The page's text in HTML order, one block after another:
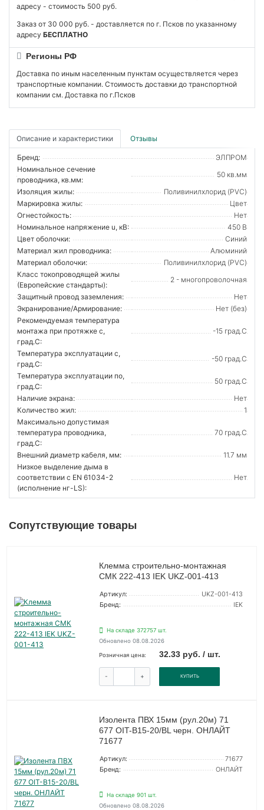
адресу - стоимость 500 руб.
Заказ от 30 000 руб. - доставляется по г. Псков по указанному
адресу БЕСПЛАТНО
Регионы РФ
Доставка по иным населенным пунктам осуществляется через
транспортные компании. Стоимость доставки до транспортной
компании см. Доставка по г.Псков
Описание и характеристики Отзывы
Бренд:
ЭЛПРОМ
Номинальное сечение
проводника, кв.мм:
50 кв.мм
Изоляция жилы:
Поливинилхлорид (PVC)
Маркировка жилы:
Цвет
Огнестойкость:
Нет
Номинальное напряжение u, кВ:
450 В
Цвет оболочки:
Синий
Материал жил проводника:
Алюминий
Материал оболочки:
Поливинилхлорид (PVC)
Класс токопроводящей жилы
(Европейские стандарты):
2 - многопроволочная
Защитный провод заземления:
Нет
Экранирование/Армирование:
Нет (без)
Рекомендуемая температура
монтажа при протяжке с,
град.C:
-15 град.C
Температура эксплуатации с,
град.C:
-50 град.C
Температура эксплуатации по,
град.C:
50 град.C
Наличие экрана:
Нет
Количество жил:
1
Максимально допустимая
температура проводника,
град.C:
70 град.C
Внешний диаметр кабеля, мм:
11.7 мм
Низкое выделение дыма в
соответствии с EN 61034-2
(исполнение нг-LS):
Нет
Сопутствующие товары
Клемма строительно-монтажная
СМК 222-413 IEK UKZ-001-413
Артикул:
UKZ-001-413
Бренд:
IEK
На складе 372757 шт.
Обновлено 08.08.2026
Розничная цена: 32.33 руб. / шт.
- + КУПИТЬ
Изолента ПВХ 15мм (рул.20м) 71
677 OIT-B15-20/BL черн. ОНЛАЙТ
71677
Артикул:
71677
Бренд:
ОНЛАЙТ
На складе 901 шт.
Обновлено 08.08.2026